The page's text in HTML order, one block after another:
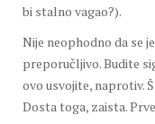
bi stalno vagao?).
Nije neophodno da se
preporučljivo. Budite
ovo usvojite, naprotiv.
Dosta toga, zaista.